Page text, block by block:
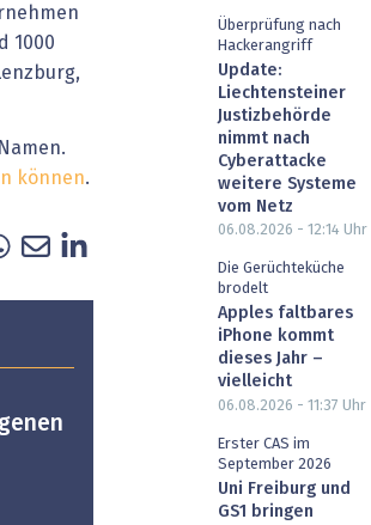
1000
können.
Überprüfung nach
Hackerangriff
Update:
Liechtensteiner
Justizbehörde
nimmt nach
Cyberattacke
weitere Systeme
vom Netz
06.08.2026 - 12:14 Uhr
Die Gerüchteküche
brodelt
Apples faltbares
iPhone kommt
dieses Jahr –
vielleicht
06.08.2026 - 11:37 Uhr
Erster CAS im
September 2026
Uni Freiburg und
GS1 bringen